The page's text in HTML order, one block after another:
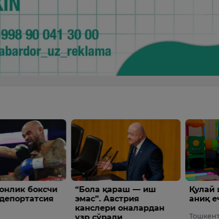
— иш
Қулай шаҳар муҳити —
аниқ ечимлар орқали
Тошкент шаҳар ҳокими
Илҳом
Трамп